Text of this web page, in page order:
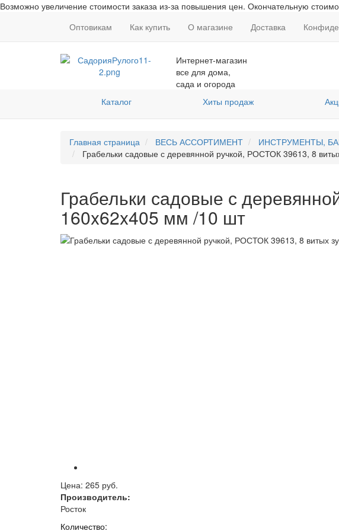
Возможно увеличение стоимости заказа из-за повышения цен. Окончательную
Оптовикам
Как купить О магазине Доставка
Интернет-магазин
все для дома,
сада и огорода
Каталог Хиты продаж
Главная страница ВЕСЬ АССОРТИМЕНТ ИНСТРУМЕНТЫ,
Грабельки садовые с деревянной ручкой, РОСТОК 39613, 8
Грабельки садовые с
160x62x405 мм /10 шт
Цена: 265 руб.
Производитель:
Росток
Количество: